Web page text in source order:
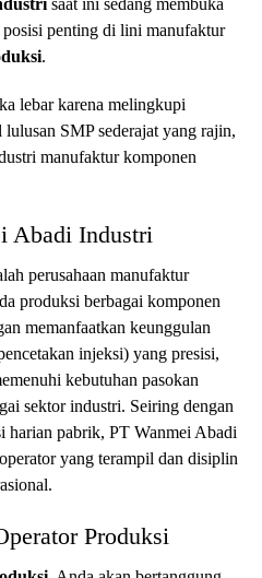
saat ini sedang membuka
penting di lini manufaktur
.
lebar karena melingkupi
SMP sederajat yang rajin,
manufaktur komponen
Abadi Industri
perusahaan manufaktur
produksi berbagai komponen
memanfaatkan keunggulan
injeksi) yang presisi,
kebutuhan pasokan
sektor industri. Seiring dengan
harian pabrik, PT Wanmei Abadi
yang terampil dan disiplin
Produksi